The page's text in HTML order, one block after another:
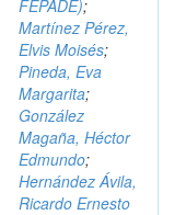
FEPADE);
Martínez Pérez,
Elvis Moisés;
Pineda, Eva
Margarita;
González
Magaña, Héctor
Edmundo;
Hernández Ávila,
Ricardo Ernesto